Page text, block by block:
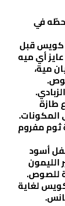
في
كويس قبل
أي ميه
مية،
طازة
المكونات.
ثوم مفروم
أسود
للصوص.
لغاية